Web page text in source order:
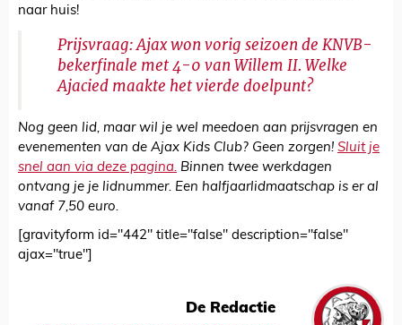
naar huis!
Prijsvraag: Ajax won vorig seizoen de KNVB-
bekerfinale met 4-0 van Willem II. Welke
Ajacied maakte het vierde doelpunt?
Nog geen lid, maar wil je wel meedoen aan prijsvragen en
evenementen van de Ajax Kids Club? Geen zorgen! Sluit je
snel aan via deze pagina. Binnen twee werkdagen
ontvang je je lidnummer. Een halfjaarlidmaatschap is er al
vanaf 7,50 euro.
[gravityform id="442" title="false" description="false"
ajax="true"]
De Redactie